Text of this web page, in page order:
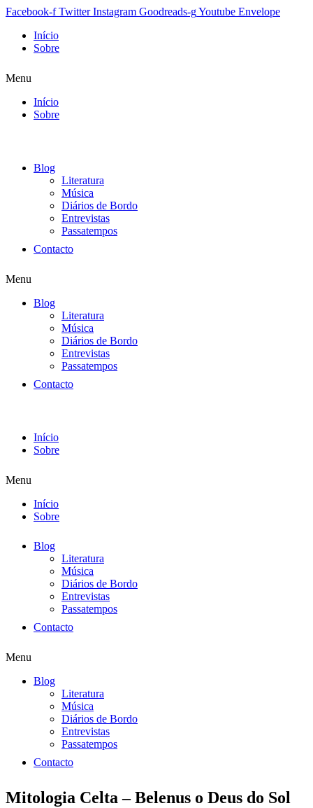
Facebook-f Twitter Instagram Goodreads-gYoutube Envelope
Início
Sobre
Menu
Início
Sobre
Blog
Literatura
Música
Diários de Bordo
Entrevistas
Passatempos
Contacto
Menu
Blog
Literatura
Música
Diários de Bordo
Entrevistas
Passatempos
Contacto
Início
Sobre
Menu
Início
Sobre
Blog
Literatura
Música
Diários de Bordo
Entrevistas
Passatempos
Contacto
Menu
Blog
Literatura
Música
Diários de Bordo
Entrevistas
Passatempos
Contacto
Mitologia Celta – Belenus o Deus do Sol